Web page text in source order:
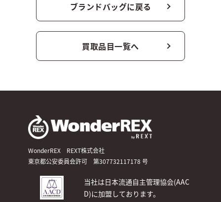
ブランドバッグに戻る
買取品目一覧へ
WonderREX REXT株式会社
東京都公安委員会許可 第307732117178 号
当社は日本流通自主管理協会(AAC
D)に加盟しております。